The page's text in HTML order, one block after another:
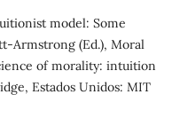
model: Some
Armstrong (Ed.), Moral
of morality: intuition
Estados Unidos: MIT